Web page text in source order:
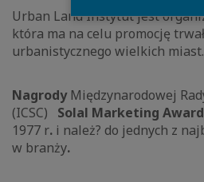
Urban Land Instytut jest
która ma na celu promocję
urbanistycznego wielkich miast.
NagrodyMiędzynarodowej
(ICSC) Solal Marketing
1977 r. i należ? do jednych z
w branży.